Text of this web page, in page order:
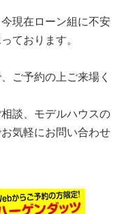
現在ローン組に不安
ております。
ご予約の上ご来場く
談、モデルハウスの
気軽にお問い合わせ